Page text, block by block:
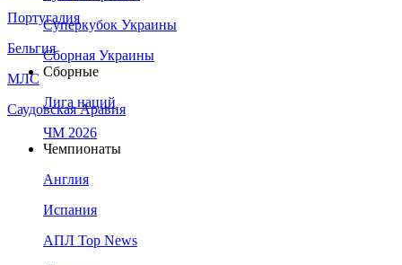
Португалия
Бельгия
МЛС
Саудовская Аравия
Суперкубок Украины
Сборная Украины
Сборные
Лига наций
ЧМ 2026
Чемпионаты
Англия
Испания
АПЛ Top News